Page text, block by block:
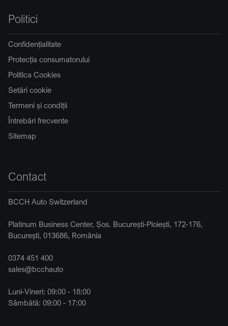
Politici
Confidențialitate
Protecția consumatorului
Politica Cookies
Setări cookie
Termeni și condiții
Întrebări frecvente
Sitemap
Contact
BCCH Auto Switzerland
Platinum Business Center, Șos. București-Ploiești, 172-176,
București, 013686, România
0374 451 400
sales@bcchauto
Luni-Vineri: 09:00 - 18:00
Sâmbătă: 09:00 - 17:00